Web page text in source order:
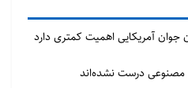
جوان آمریکایی اهمیت کمتری دارد
مصنوعی درست نشده‌اند